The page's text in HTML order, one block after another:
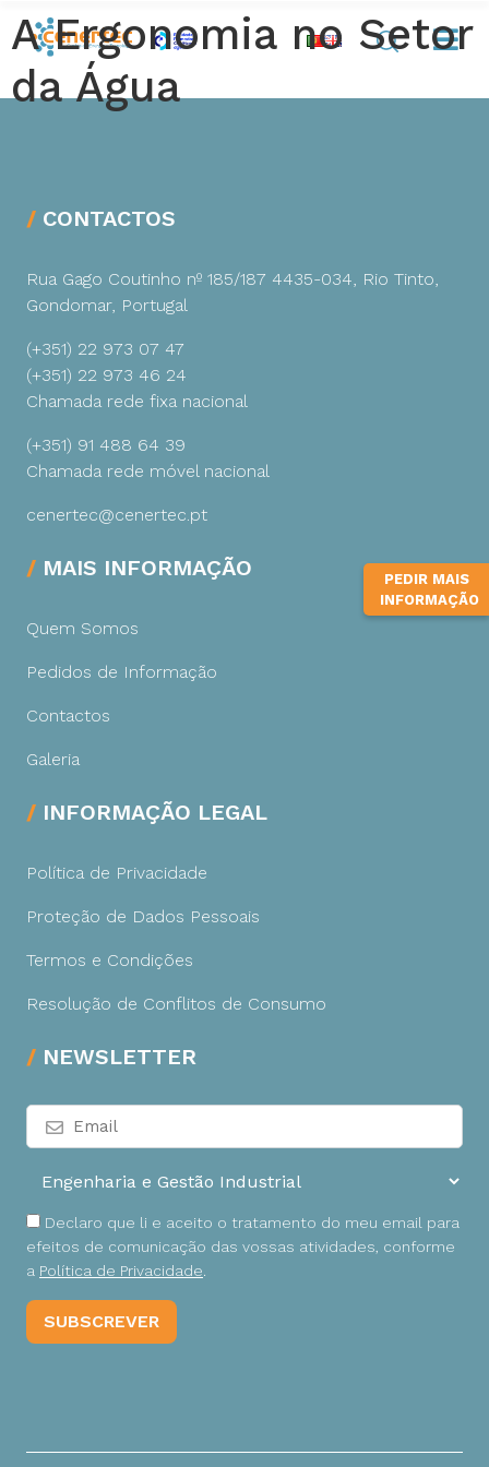
PEDIR MAIS
INFORMAÇÃO
A Ergonomia no Setor
da Água
CONTACTOS
Rua Gago Coutinho nº 185/187 4435-034, Rio Tinto,
Gondomar, Portugal
(+351) 22 973 07 47
(+351) 22 973 46 24
Chamada rede fixa nacional
(+351) 91 488 64 39
Chamada rede móvel nacional
cenertec@cenertec.pt
MAIS INFORMAÇÃO
Quem Somos
Pedidos de Informação
Contactos
Galeria
INFORMAÇÃO LEGAL
Política de Privacidade
Proteção de Dados Pessoais
Termos e Condições
Resolução de Conflitos de Consumo
NEWSLETTER
Declaro que li e aceito o tratamento do meu email para
efeitos de comunicação das vossas atividades, conforme
a Política de Privacidade